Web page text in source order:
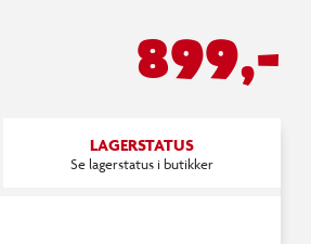
899,-
LAGERSTATUS
Se lagerstatus i butikker